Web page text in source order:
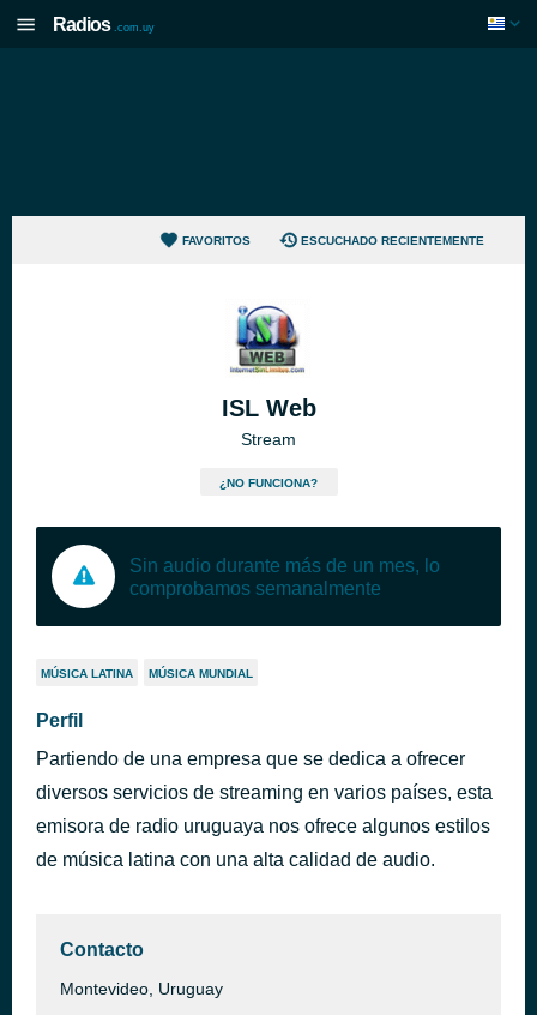
Radios .com.uy
FAVORITOS ESCUCHADO RECIENTEMENTE
ISL Web
Stream
¿NO FUNCIONA?
Sin audio durante más de un mes, lo
comprobamos semanalmente
MÚSICA LATINA MÚSICA MUNDIAL
Perfil
Partiendo de una empresa que se dedica a ofrecer
diversos servicios de streaming en varios países, esta
emisora de radio uruguaya nos ofrece algunos estilos
de música latina con una alta calidad de audio.
Contacto
Montevideo, Uruguay